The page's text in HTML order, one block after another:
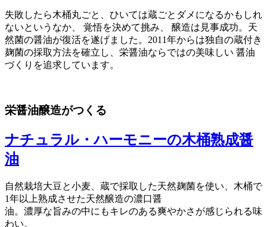
失敗したら木桶丸ごと、ひいては蔵ごとダメになるかもしれ
ないというなか、 覚悟を決めて挑み、 醸造は見事成功。天
然菌の醤油が復活を遂げました。2011年からは独自の蔵付き
麹菌の採取方法を確立し、栄醤油ならではの美味しい 醤油
づくりを追求しています。
栄醤油醸造がつくる
ナチュラル・ハーモニーの木桶熟成醤
油
自然栽培大豆と小麦、蔵で採取した天然麹菌を使い、木桶で
1年以上熟成させた天然醸造の濃口醤
油。濃厚な旨みの中にもキレのある爽やかさが感じられる味
わい。